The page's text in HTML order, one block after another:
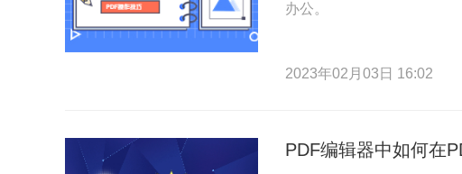
办公。
2023年02月03日 16:02
PDF编辑器中如何在